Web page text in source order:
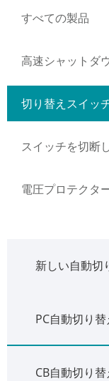
すべての製品
高速シャットダ
切り替えスイッ
スイッチを切断
電圧プロテクタ
新しい自動切
PC自動切り
CB自動切り